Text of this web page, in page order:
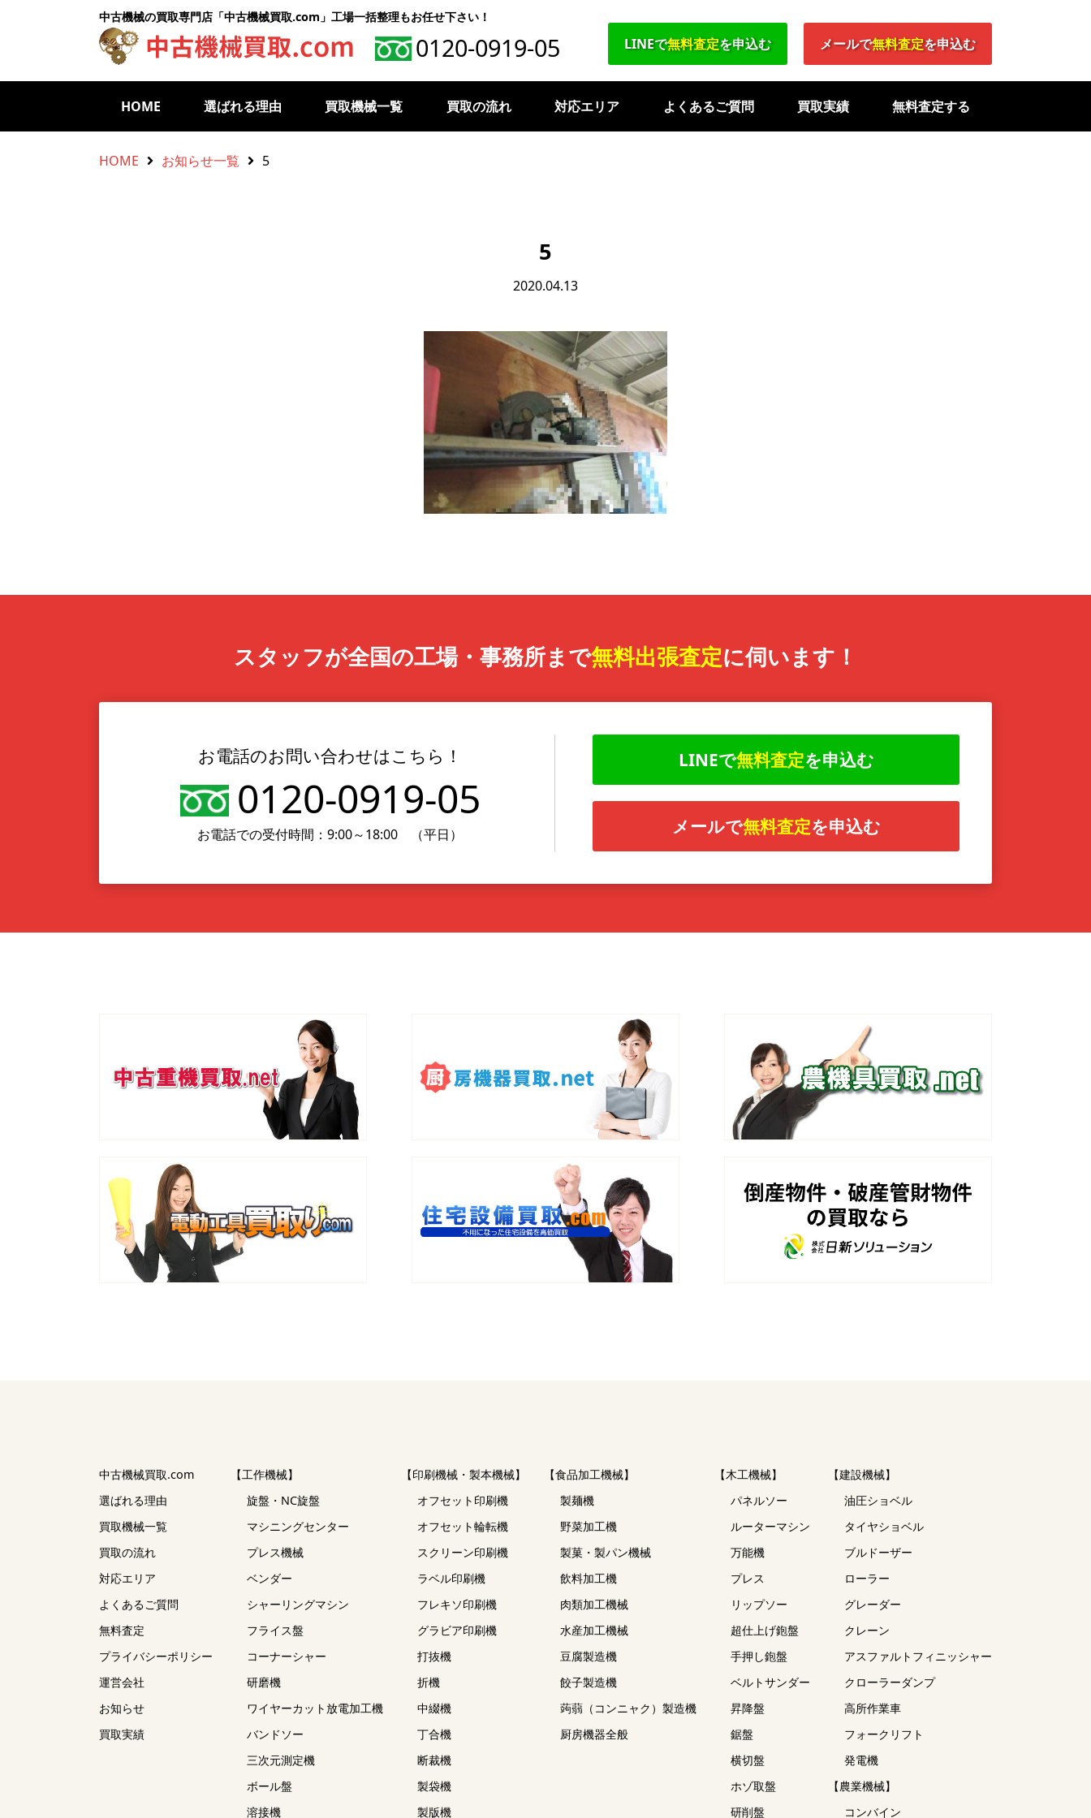
中古機械の買取専門店「中古機械買取.com」工場一括整理もお任せ下さい！
0120-0919-05 LINEで無料査定を申込む メールで無料査定を申込む
HOME 選ばれる理由 買取機械一覧 買取の流れ 対応エリア よくあるご質問 買取実績 無料査定する
HOME お知らせ一覧 5
5
2020.04.13
スタッフが全国の工場・事務所まで無料出張査定に伺います！
お電話のお問い合わせはこちら！
0120-0919-05
お電話での受付時間：9:00～18:00 （平日）
LINEで無料査定を申込む
メールで無料査定を申込む
中古機械買取.com
選ばれる理由
買取機械一覧
買取の流れ
対応エリア
よくあるご質問
無料査定
プライバシーポリシー
運営会社
お知らせ
買取実績
【工作機械】
旋盤・NC旋盤
マシニングセンター
プレス機械
ベンダー
シャーリングマシン
フライス盤
コーナーシャー
研磨機
ワイヤーカット放電加工機
バンドソー
三次元測定機
ボール盤
溶接機
【印刷機械・製本機械】
オフセット印刷機
オフセット輪転機
スクリーン印刷機
ラベル印刷機
フレキソ印刷機
グラビア印刷機
打抜機
折機
中綴機
丁合機
断裁機
製袋機
製版機
【食品加工機械】
製麺機
野菜加工機
製菓・製パン機械
飲料加工機
肉類加工機械
水産加工機械
豆腐製造機
餃子製造機
蒟蒻（コンニャク）製造機
厨房機器全般
【木工機械】
パネルソー
ルーターマシン
万能機
プレス
リップソー
超仕上げ鉋盤
手押し鉋盤
ベルトサンダー
昇降盤
鋸盤
横切盤
ホゾ取盤
研削盤
【建設機械】
油圧ショベル
タイヤショベル
ブルドーザー
ローラー
グレーダー
クレーン
アスファルトフィニッシャー
クローラーダンプ
高所作業車
フォークリフト
発電機
【農業機械】
コンバイン